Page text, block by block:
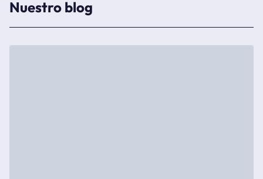
Nuestro blog